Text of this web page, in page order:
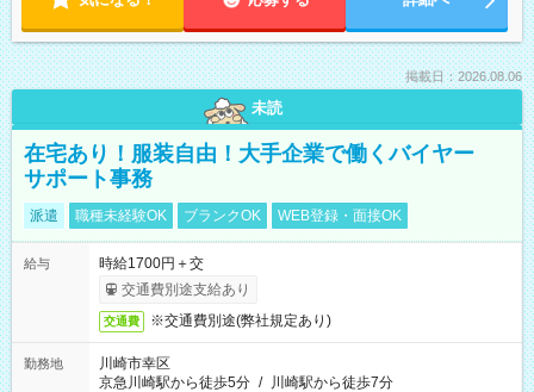
掲載日：2026.08.06
未読
在宅あり！服装自由！大手企業で働くバイヤー
サポート事務
派遣 職種未経験OK ブランクOK WEB登録・面接OK
給与
時給1700円＋交
交通費別途支給あり
交通費 ※交通費別途(弊社規定あり)
勤務地
川崎市幸区
京急川崎駅から徒歩5分 / 川崎駅から徒歩7分